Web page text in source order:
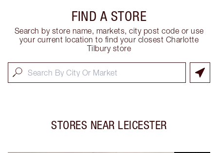
FIND A STORE
Search by store name, markets, city post code or use
your current location to find your closest Charlotte
Tilbury store
STORES NEAR LEICESTER